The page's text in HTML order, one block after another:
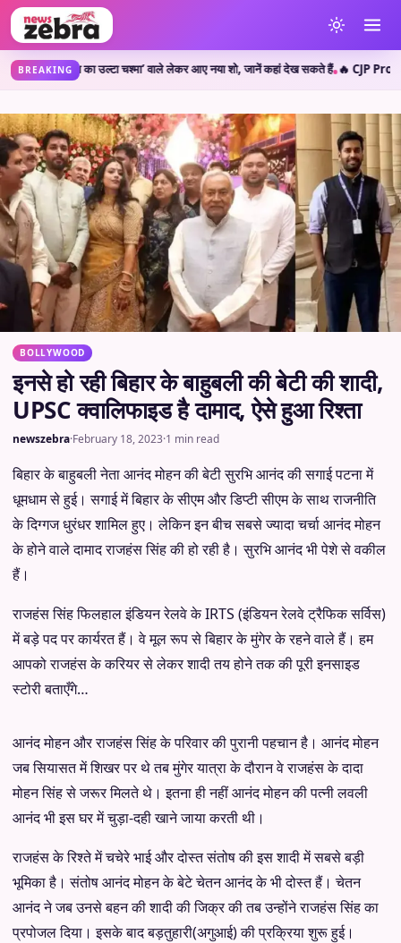
BREAKING
मेहता का उल्टा चश्मा’ वाले लेकर आए नया शो, जानें कहां देख सकते हैं•🔥 CJP Protest:
BOLLYWOOD
इनसे हो रही बिहार के बाहुबली की बेटी की शादी,
UPSC क्वालिफाइड है दामाद, ऐसे हुआ रिश्ता
newszebra·February 18, 2023·1 min read
बिहार के बाहुबली नेता आनंद मोहन की बेटी सुरभि आनंद की सगाई पटना में
धूमधाम से हुई। सगाई में बिहार के सीएम और डिप्टी सीएम के साथ राजनीति
के दिग्गज धुरंधर शामिल हुए। लेकिन इन बीच सबसे ज्यादा चर्चा आनंद मोहन
के होने वाले दामाद राजहंस सिंह की हो रही है। सुरभि आनंद भी पेशे से वकील
हैं।
राजहंस सिंह फिलहाल इंडियन रेलवे के IRTS (इंडियन रेलवे ट्रैफिक सर्विस)
में बड़े पद पर कार्यरत हैं। वे मूल रूप से बिहार के मुंगेर के रहने वाले हैं। हम
आपको राजहंस के करियर से लेकर शादी तय होने तक की पूरी इनसाइड
स्टोरी बताएँगे…
आनंद मोहन और राजहंस सिंह के परिवार की पुरानी पहचान है। आनंद मोहन
जब सियासत में शिखर पर थे तब मुंगेर यात्रा के दौरान वे राजहंस के दादा
मोहन सिंह से जरूर मिलते थे। इतना ही नहीं आनंद मोहन की पत्नी लवली
आनंद भी इस घर में चुड़ा-दही खाने जाया करती थी।
राजहंस के रिश्ते में चचेरे भाई और दोस्त संतोष की इस शादी में सबसे बड़ी
भूमिका है। संतोष आनंद मोहन के बेटे चेतन आनंद के भी दोस्त हैं। चेतन
आनंद ने जब उनसे बहन की शादी की जिक्र की तब उन्होंने राजहंस सिंह का
प्रपोजल दिया। इसके बाद बड़तुहारी(अगुआई) की प्रक्रिया शुरू हुई।